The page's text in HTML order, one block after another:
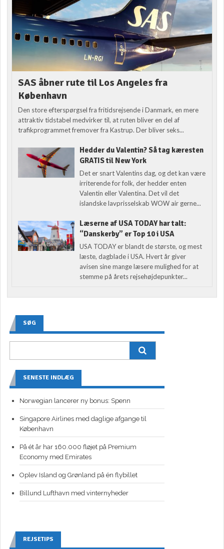
SAS åbner rute til Los Angeles fra
København
Den store efterspørgsel fra fritidsrejsende i Danmark, en mere
attraktiv tidstabel medvirker til, at ruten bliver en del af
trafikprogrammet fremover fra Kastrup. Der bliver seks...
Hedder du Valentin? Så tag kæresten
GRATIS til New York
Det er snart Valentins dag, og det kan være
irriterende for folk, der hedder enten
Valentin eller Valentina. Det vil det
islandske lavprisselskab WOW air gerne...
Læserne af USA TODAY har talt:
“Danskerby” er Top 10 i USA
USA TODAY er blandt de største, og mest
læste, dagblade i USA. Hvert år giver
avisen sine mange læsere mulighed for at
stemme på årets rejsehøjdepunkter...
SØG
SENESTE INDLÆG
Norwegian lancerer ny bonus: Spenn
Singapore Airlines med daglige afgange til
København
På ét år har 160.000 fløjet på Premium
Economy med Emirates
Oplev Island og Grønland på én flybillet
Billund Lufthavn med vinternyheder
REJSETIPS